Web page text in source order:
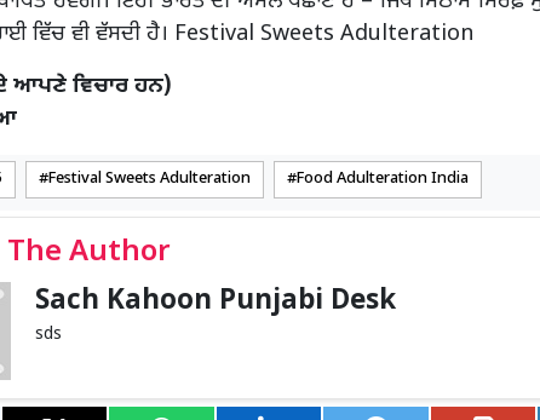
ਵਿੱਚ ਵੀ ਵੱਸਦੀ ਹੈ। Festival Sweets Adulteration
ਆਪਣੇ ਵਿਚਾਰ ਹਨ)
Festival Sweets Adulteration Food Adulteration India
Author
Sach Kahoon Punjabi Desk
sds